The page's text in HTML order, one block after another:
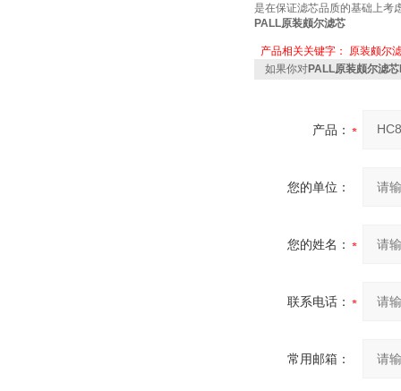
是在保证滤芯品质的基础上考
PALL原装颇尔滤芯
产品相关关键字： 原装颇尔
如果你对PALL原装颇尔滤
产品：
您的单位：
您的姓名：
联系电话：
常用邮箱：